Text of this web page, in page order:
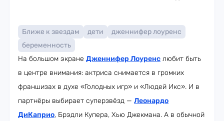
Ближе к звездам дети
дженнифер лоуренс
беременность
На большом экране Дженнифер Лоуренс любит быть
в центре внимания: актриса снимается в громких
франшизах в духе «Голодных игр» и «Людей Икс». И в
партнёры выбирает суперзвёзд — Леонардо
ДиКаприо, Брэдли Купера, Хью Джекмана. А в обычной